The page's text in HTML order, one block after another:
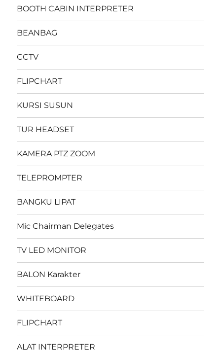
BOOTH CABIN INTERPRETER
BEANBAG
CCTV
FLIPCHART
KURSI SUSUN
TUR HEADSET
KAMERA PTZ ZOOM
TELEPROMPTER
BANGKU LIPAT
Mic Chairman Delegates
TV LED MONITOR
BALON Karakter
WHITEBOARD
FLIPCHART
ALAT INTERPRETER